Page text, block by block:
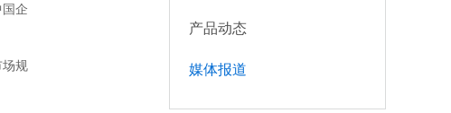
企
规
产品动态
媒体报道